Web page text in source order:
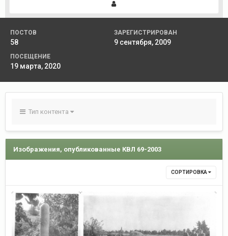
ПОСТОВ
58
ЗАРЕГИСТРИРОВАН
9 сентября, 2009
ПОСЕЩЕНИЕ
19 марта, 2020
Тип контента
Изображения, опубликованные КВЛ 69-2003
СОРТИРОВКА